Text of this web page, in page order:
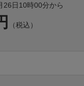
26日10時00分から
（税込）